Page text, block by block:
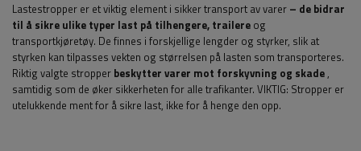
Lastestropper er et viktig element i sikker transport av varer – de bidrar
til å sikre ulike typer last på tilhengere, trailere og
transportkjøretøy. De finnes i forskjellige lengder og styrker, slik at
styrken kan tilpasses vekten og størrelsen på lasten som transporteres.
Riktig valgte stropper beskytter varer mot forskyvning og skade,
samtidig som de øker sikkerheten for alle trafikanter. VIKTIG: Stropper er
utelukkende ment for å sikre last, ikke for å henge den opp.